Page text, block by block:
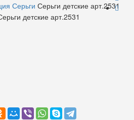
Серьги Серьги детские арт.2531